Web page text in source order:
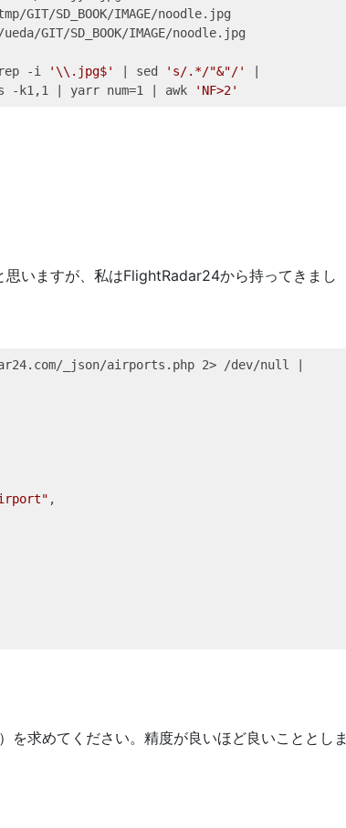
GIT/SD_BOOK/IMAGE/noodle.jpg
GIT/SD_BOOK/IMAGE/noodle.jpg
-i '\\.jpg$' sed 's/.*/"&"/'
-k1,1 yarr num=1 awk 'NF>2'
いますが、私はFlightRadar24から持ってきまし
_json/airports.php 2> /dev/null
|
,
を求めてください。精度が良いほど良いこととしま